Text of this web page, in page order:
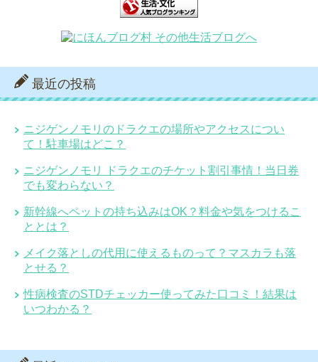
最近の投稿
ニジゲンノモリのドラクエの場所やアクセスについ
て！駐車場はどこ？
ニジゲンノモリ ドラクエのチケット割引事情！当日券
でも変わらない？
新幹線へペットの持ち込みはOK？料金や気をつけるこ
ととは？
メイク落としの代用に使えるものって？マスカラも落
とせる？
性病検査のSTDチェッカー使ってみた口コミ！結果は
いつわかる？